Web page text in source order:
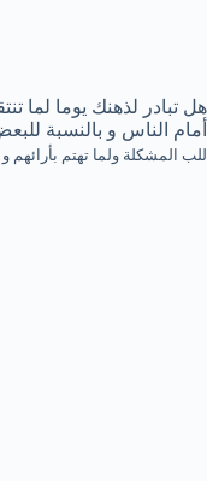
هل تبادر لذهنك يوما لما
أمام الناس و بالنسبة
للب المشكلة ولما تهتم